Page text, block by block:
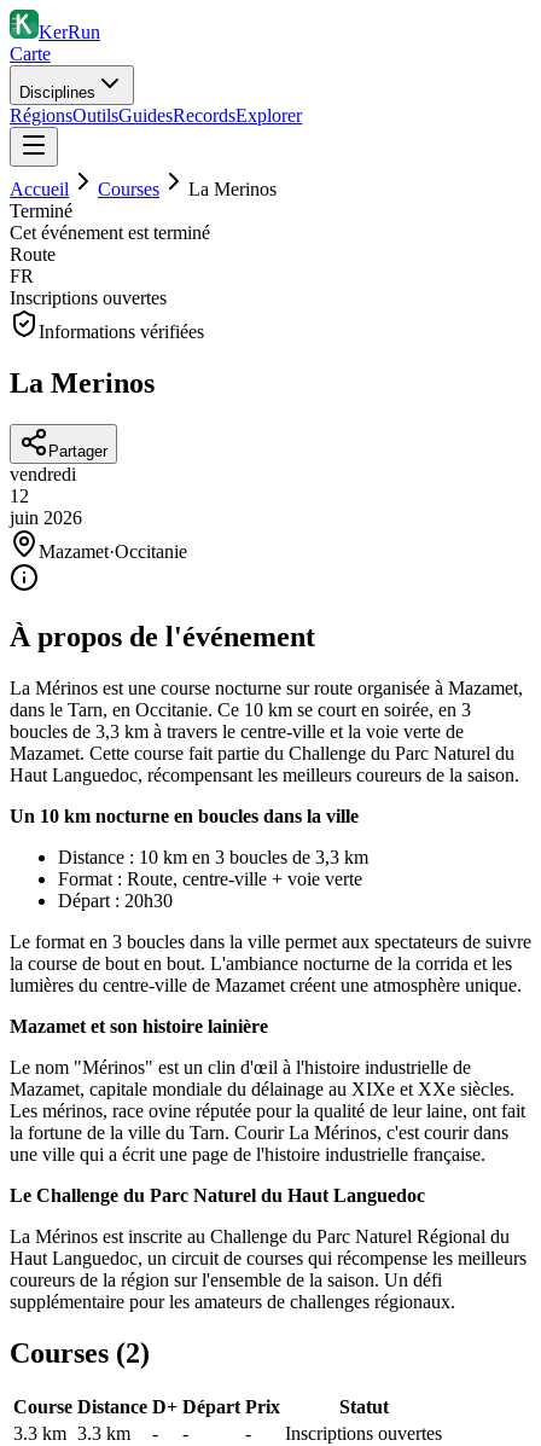
KerRun
Carte
Disciplines
RégionsOutilsGuidesRecordsExplorer
Accueil Courses
La Merinos
Terminé
Cet événement est terminé
Route
FR
Inscriptions ouvertes
Informations vérifiées
La Merinos
Partager
vendredi
12
juin 2026
Mazamet·Occitanie
À propos de l'événement
La Mérinos est une course nocturne sur route organisée à Mazamet,
dans le Tarn, en Occitanie. Ce 10 km se court en soirée, en 3
boucles de 3,3 km à travers le centre-ville et la voie verte de
Mazamet. Cette course fait partie du Challenge du Parc Naturel du
Haut Languedoc, récompensant les meilleurs coureurs de la saison.
Un 10 km nocturne en boucles dans la ville
Distance : 10 km en 3 boucles de 3,3 km
Format : Route, centre-ville + voie verte
Départ : 20h30
Le format en 3 boucles dans la ville permet aux spectateurs de suivre
la course de bout en bout. L'ambiance nocturne de la corrida et les
lumières du centre-ville de Mazamet créent une atmosphère unique.
Mazamet et son histoire lainière
Le nom "Mérinos" est un clin d'œil à l'histoire industrielle de
Mazamet, capitale mondiale du délainage au XIXe et XXe siècles.
Les mérinos, race ovine réputée pour la qualité de leur laine, ont fait
la fortune de la ville du Tarn. Courir La Mérinos, c'est courir dans
une ville qui a écrit une page de l'histoire industrielle française.
Le Challenge du Parc Naturel du Haut Languedoc
La Mérinos est inscrite au Challenge du Parc Naturel Régional du
Haut Languedoc, un circuit de courses qui récompense les meilleurs
coureurs de la région sur l'ensemble de la saison. Un défi
supplémentaire pour les amateurs de challenges régionaux.
Courses (2)
Course Distance D+ Départ Prix
Statut
3.3 km 3.3 km - - -
Inscriptions ouvertes